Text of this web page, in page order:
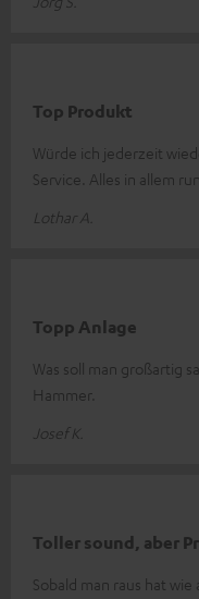
Top Produkt
Würde ich jederzeit
Service. Alles in allem
Lothar A.
Topp Anlage
Was soll man großartig
Hammer.
Josef K.
Toller sound, aber
Sobald man raus hat